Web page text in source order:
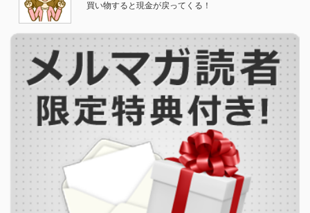
買い物すると現金が戻ってくる！